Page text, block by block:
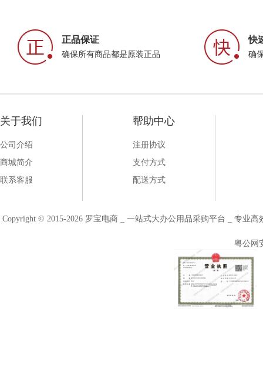
正品保证
确保所有商品都是原装正品
快
确
关于我们
公司介绍
商城简介
联系客服
帮助中心
注册协议
支付方式
配送方式
Copyright © 2015-2026 罗宝电商 _ 一站式大办公用品采购平台 _ 专业
粤公网